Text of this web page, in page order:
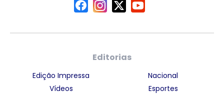
Editorias
Edição Impressa
Vídeos
Nacional
Esportes